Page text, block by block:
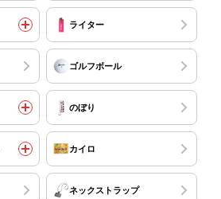
ライター
ゴルフボール
のぼり
カイロ
ネックストラップ